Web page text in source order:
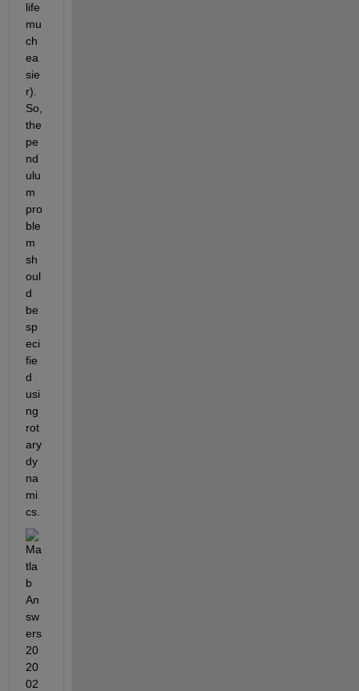
life
mu
ch
ea
sie
r).
So,
the
pe
nd
ulu
m
pro
ble
m
sh
oul
d
be
sp
eci
fie
d
usi
ng
rot
ary
dy
na
mi
cs.